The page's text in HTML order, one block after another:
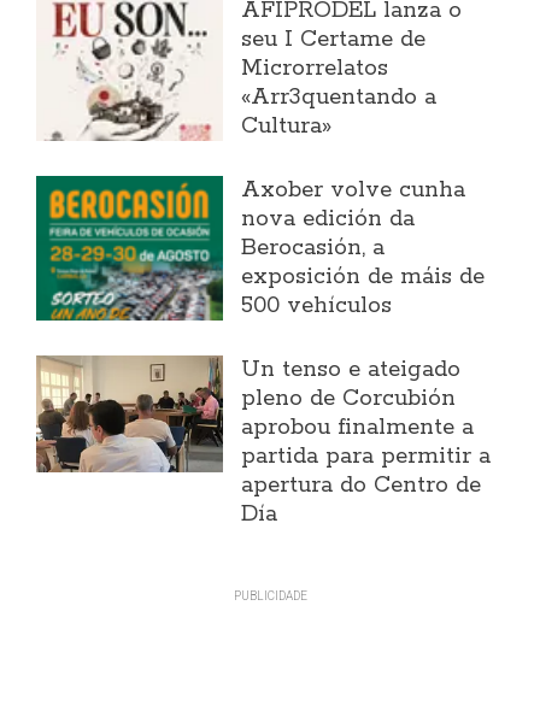
AFIPRODEL lanza o
seu I Certame de
Microrrelatos
«Arr3quentando a
Cultura»
Axober volve cunha
nova edición da
Berocasión, a
exposición de máis de
500 vehículos
Un tenso e ateigado
pleno de Corcubión
aprobou finalmente a
partida para permitir a
apertura do Centro de
Día